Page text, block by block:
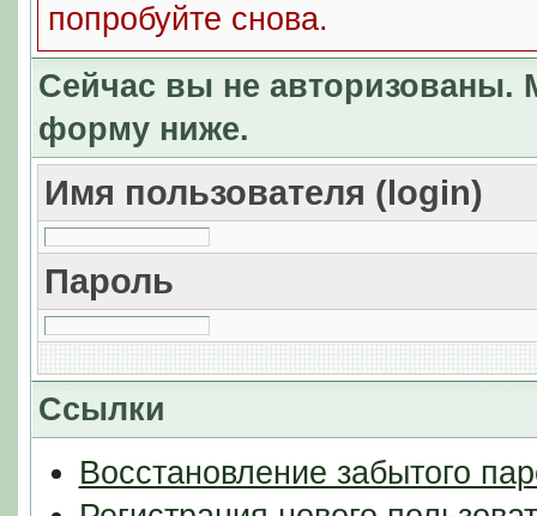
попробуйте снова.
Сейчас вы не авторизованы.
форму ниже.
Имя пользователя (login)
Пароль
Ссылки
Восстановление забытого